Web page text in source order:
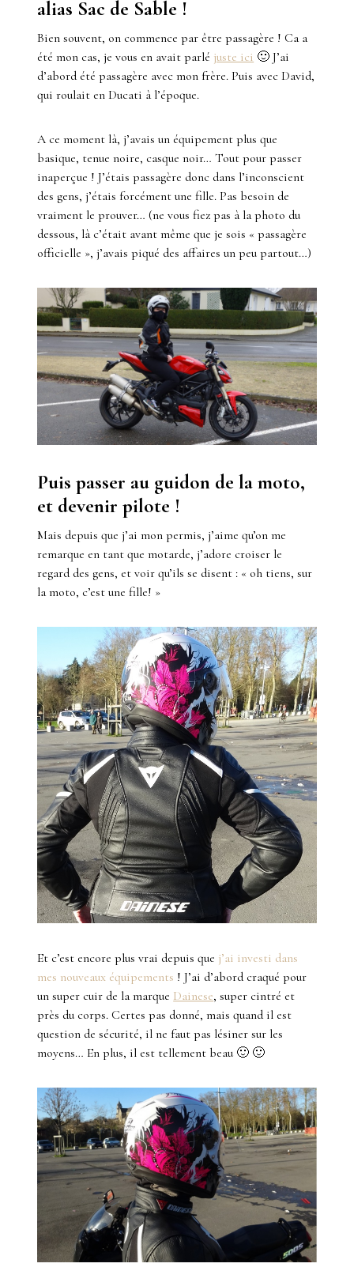
alias Sac de Sable !
Bien souvent, on commence par être passagère ! Ca a
été mon cas, je vous en avait parlé juste ici 🙂 J’ai
d’abord été passagère avec mon frère. Puis avec David,
qui roulait en Ducati à l’époque.
A ce moment là, j’avais un équipement plus que
basique, tenue noire, casque noir… Tout pour passer
inaperçue ! J’étais passagère donc dans l’inconscient
des gens, j’étais forcément une fille. Pas besoin de
vraiment le prouver… (ne vous fiez pas à la photo du
dessous, là c’était avant même que je sois « passagère
officielle », j’avais piqué des affaires un peu partout…)
Puis passer au guidon de la moto,
et devenir pilote !
Mais depuis que j’ai mon permis, j’aime qu’on me
remarque en tant que motarde, j’adore croiser le
regard des gens, et voir qu’ils se disent : « oh tiens, sur
la moto, c’est une fille! »
Et c’est encore plus vrai depuis que j’ai investi dans
mes nouveaux équipements ! J’ai d’abord craqué pour
un super cuir de la marque Dainese, super cintré et
près du corps. Certes pas donné, mais quand il est
question de sécurité, il ne faut pas lésiner sur les
moyens… En plus, il est tellement beau 🙂 🙂